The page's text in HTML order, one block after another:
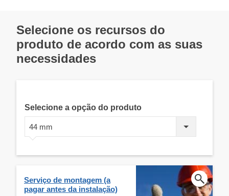
Selecione os recursos do
produto de acordo com as suas
necessidades
Selecione a opção do produto
44 mm
Serviço de montagem (a
pagar antes da instalação)